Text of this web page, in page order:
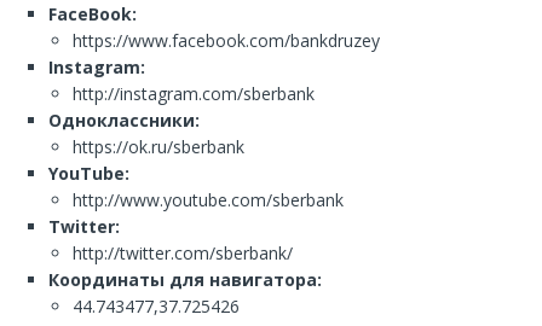
FaceBook:
https://www.facebook.com/bankdruzey
Instagram:
http://instagram.com/sberbank
Одноклассники:
https://ok.ru/sberbank
YouTube:
http://www.youtube.com/sberbank
Twitter:
http://twitter.com/sberbank/
Координаты для навигатора:
44.743477,37.725426